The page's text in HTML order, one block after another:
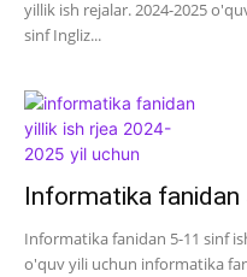
yillik ish rejalar. 2024-2025
sinf Ingliz...
Informatika
Informatika fanidan 5-11 sinf
o'quv yili uchun informatika